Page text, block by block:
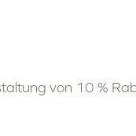
profitieren Sie je Veranstaltung von 10